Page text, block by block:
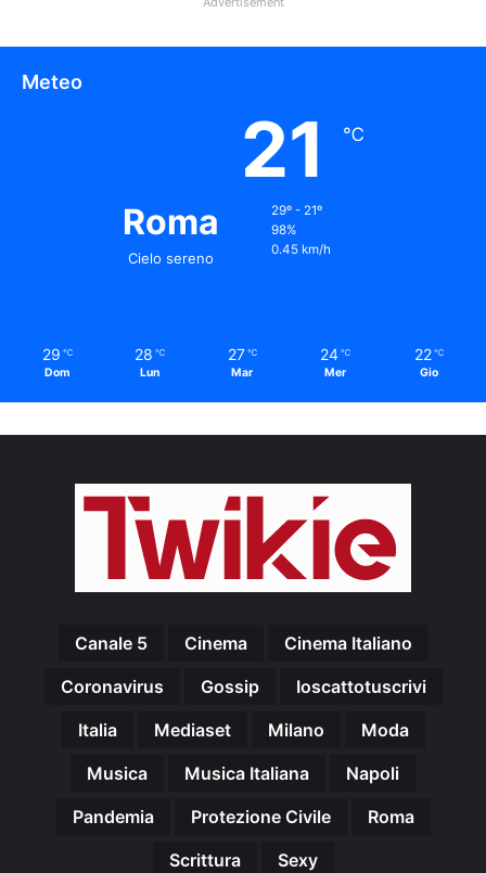
Meteo
Roma
Cielo sereno
21 ℃
29º - 21º
98%
0.45 km/h
29 ℃
Dom
28 ℃
Lun
27 ℃
Mar
24 ℃
Mer
22 ℃
Gio
Canale 5 Cinema
Cinema Italiano
Coronavirus
Gossip
Ioscattotuscrivi
Italia
Mediaset Milano
Moda
Musica
Musica Italiana
Napoli
Pandemia
Protezione Civile
Roma
Scrittura
Sexy